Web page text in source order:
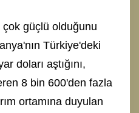
çok güçlü olduğunu
Türkiye'deki
doları aştığını,
8 bin 600'den fazla
ortamına duyulan